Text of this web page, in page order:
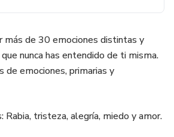
más de 30 emociones distintas y
nunca has entendido de ti misma.
de emociones, primarias y
Rabia, tristeza, alegría, miedo y amor.